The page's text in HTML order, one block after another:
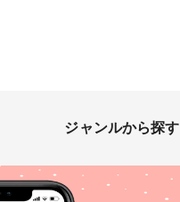
ジャンルから探す